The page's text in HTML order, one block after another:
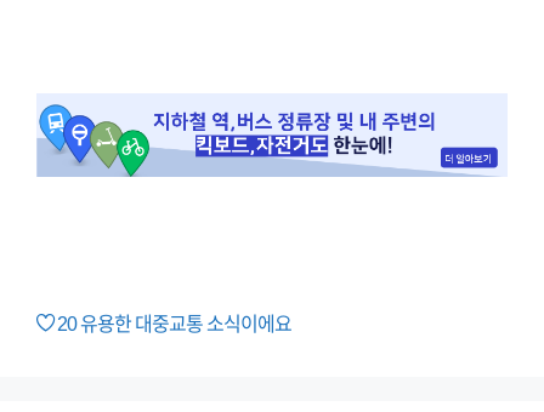
20유용한 대중교통 소식이에요